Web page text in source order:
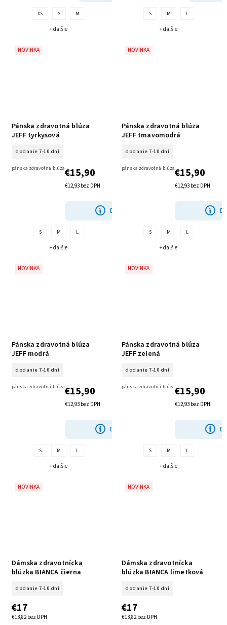
XS S M
+ ďalšie
S M L
+ ďalšie
NOVINKA
Pánska zdravotná blúza
JEFF tyrkysová
dodanie 7-10 dní
€12,93 bez DPH
€15,90
DETAIL
pánska zdravotná blúza
S M L
+ ďalšie
NOVINKA
Pánska zdravotná blúza
JEFF tmavomodrá
dodanie 7-10 dní
€12,93 bez DPH
€15,90
pánska zdravotná blúza
S M L
+ ďalšie
NOVINKA
Pánska zdravotná blúza
JEFF modrá
dodanie 7-10 dní
€12,93 bez DPH
€15,90
DETAIL
pánska zdravotná blúza
S M L
+ ďalšie
NOVINKA
Pánska zdravotná blúza
JEFF zelená
dodanie 7-10 dní
€12,93 bez DPH
€15,90
pánska zdravotná blúza
S M L
+ ďalšie
NOVINKA
Dámska zdravotnícka
blúzka BIANCA čierna
dodanie 7-10 dní
€13,82 bez DPH
€17
NOVINKA
Dámska zdravotnícka
blúzka BIANCA limetková
dodanie 7-10 dní
€13,82 bez DPH
€17